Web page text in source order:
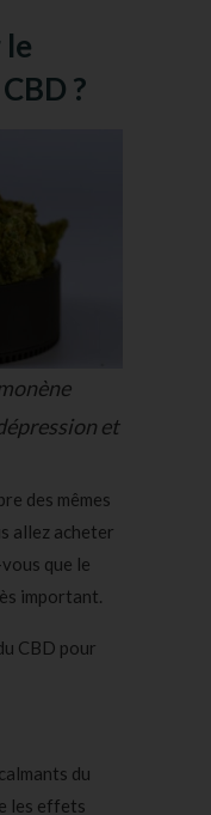
?
et
des mêmes
allez acheter
que le
important.
CBD pour
du
les effets